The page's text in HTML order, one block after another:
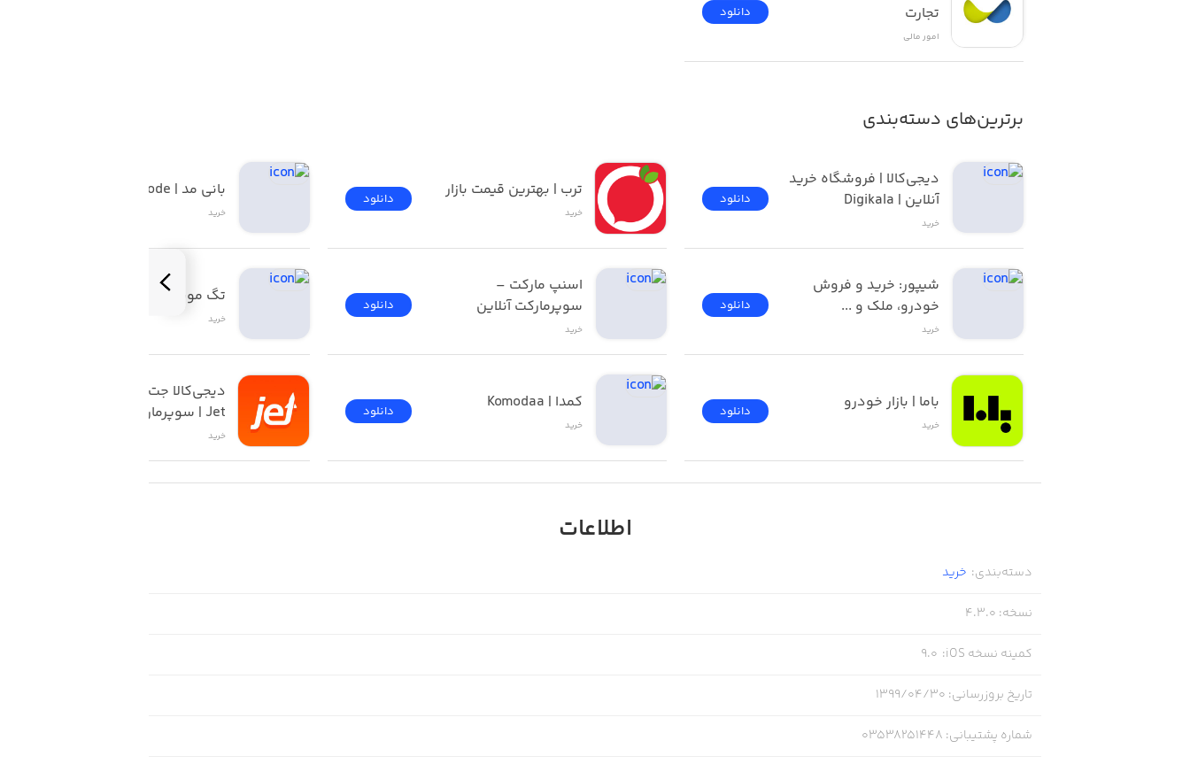
- هر چقدر می خواهید به مغازه دارها فرصت پاسخگویی بدهید
- در هر منطقه ای از شهر که دلتان می خواهد جستجو کنید
تجارت
امور ‌مالی
دانلود
برترین‌های دسته‌بندی
آنلاین | Digikala
خرید
دانلود
خودرو، ملک و ...
خرید
دانلود
باما | بازار خودرو
خرید
دانلود
ترب | بهترین قیمت بازار
خرید
دانلود
سوپرمارکت آنلاین
خرید
دانلود
کمدا | Komodaa
خرید
دانلود
بانی مد | Banimode
خرید
تگ موند | TAGMOND
خرید
Jet | سوپرمارکت آنلاین
خرید
اطلاعات
دسته‌بندی: خرید
نسخه:
4.3.0
کمینه نسخه iOS :
9.0
تاریخ بروزرسانی: ۱۳۹۹/۰۴/۳۰
شماره پشتیبانی:
03538251448